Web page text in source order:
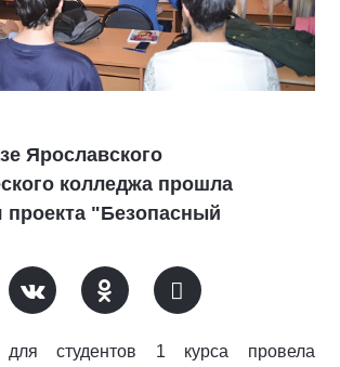
Ярославского
колледжа прошла
проекта "Безопасный
для студентов 1 курса провела